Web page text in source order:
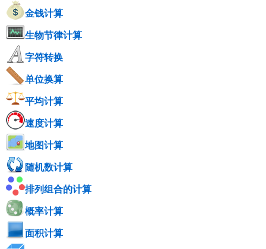
金钱计算
生物节律计算
字符转换
单位换算
平均计算
速度计算
地图计算
随机数计算
排列组合的计算
概率计算
面积计算